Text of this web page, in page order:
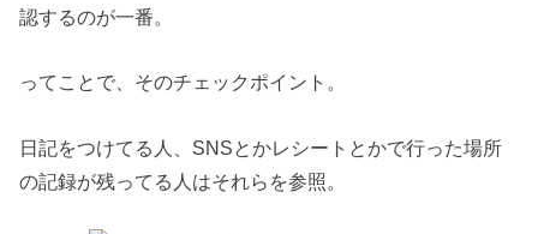
認するのが一番。
ってことで、そのチェックポイント。
日記をつけてる人、SNSとかレシートとかで行った場所
の記録が残ってる人はそれらを参照。